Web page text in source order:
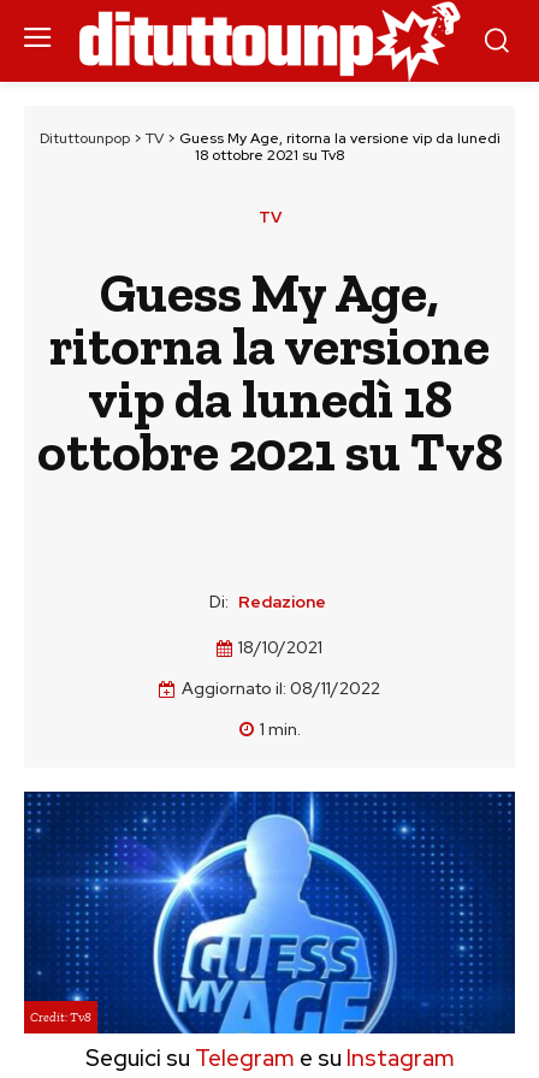
Dituttounpop> TV> Guess My Age, ritorna la versione vip da lunedì
18 ottobre 2021 su Tv8
TV
Guess My Age,
ritorna la versione
vip da lunedì 18
ottobre 2021 su Tv8
Di: Redazione
18/10/2021
Aggiornato il: 08/11/2022
1 min.
Credit: Tv8
Seguici su Telegram e su Instagram